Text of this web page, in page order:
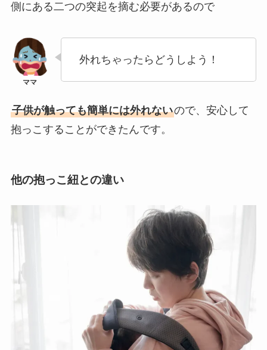
側にある二つの突起を摘む必要があるので
外れちゃったらどうしよう！
子供が触っても簡単には外れないので、安心して
抱っこすることができたんです。
他の抱っこ紐との違い